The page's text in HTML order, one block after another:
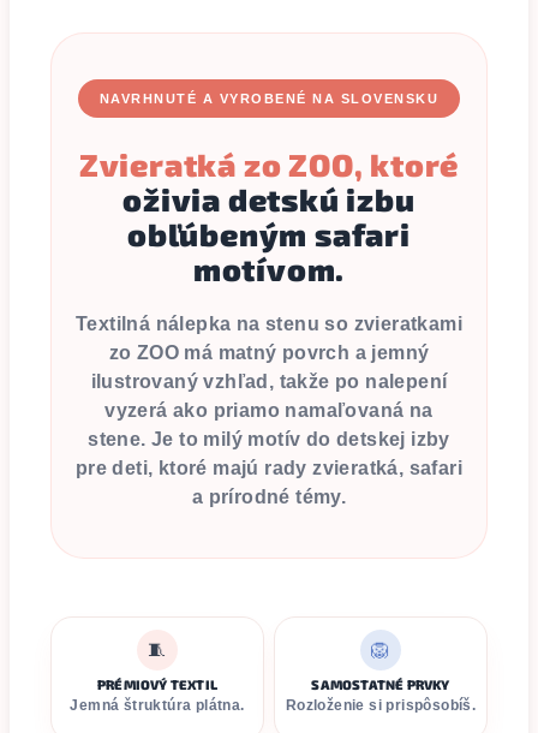
NAVRHNUTÉ A VYROBENÉ NA SLOVENSKU
Zvieratká zo ZOO, ktoré
oživia detskú izbu
obľúbeným safari
motívom.
Textilná nálepka na stenu so zvieratkami
zo ZOO má matný povrch a jemný
ilustrovaný vzhľad, takže po nalepení
vyzerá ako priamo namaľovaná na
stene. Je to milý motív do detskej izby
pre deti, ktoré majú rady zvieratká, safari
a prírodné témy.
🧵
PRÉMIOVÝ TEXTIL
Jemná štruktúra plátna.
🦁
SAMOSTATNÉ PRVKY
Rozloženie si prispôsobíš.